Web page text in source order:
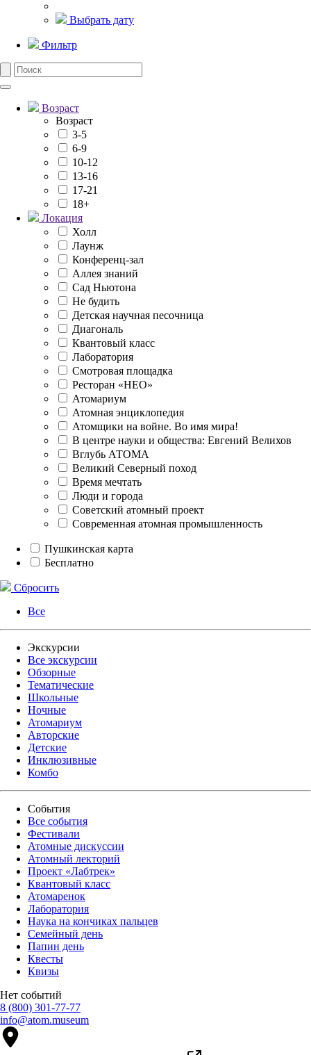
Выбрать дату
Фильтр
Возраст
Возраст
3-5
6-9
10-12
13-16
17-21
18+
Локация
Холл
Лаунж
Конференц-зал
Аллея знаний
Сад Ньютона
Не будить
Детская научная песочница
Диагональ
Квантовый класс
Лаборатория
Смотровая площадка
Ресторан «НЕО»
Атомариум
Атомная энциклопедия
Атомщики на войне. Во имя мира!
В центре науки и общества: Евгений Велихов
Вглубь АТОМА
Великий Северный поход
Время мечтать
Люди и города
Советский атомный проект
Современная атомная промышленность
Пушкинская карта
Бесплатно
Сбросить
Все
Экскурсии
Все экскурсии
Обзорные
Тематические
Школьные
Ночные
Атомариум
Авторские
Детские
Инклюзивные
Комбо
События
Все события
Фестивали
Атомные дискуссии
Атомный лекторий
Проект «Лабтрек»
Квантовый класс
Атомаренок
Лаборатория
Наука на кончиках пальцев
Семейный день
Папин день
Квесты
Квизы
Нет событий
8 (800) 301-77-77
info@atom.museum